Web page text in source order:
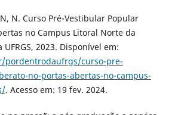
N. Curso Pré-Vestibular Popular
no Campus Litoral Norte da
UFRGS, 2023. Disponível em:
curso-pre-
no-portas-abertas-no-campus-
. Acesso em: 19 fev. 2024.